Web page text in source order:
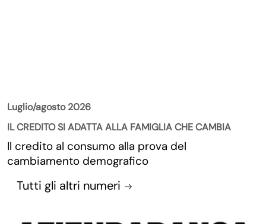
Luglio/agosto 2026
IL CREDITO SI ADATTA ALLA FAMIGLIA CHE CAMBIA
Il credito al consumo alla prova del
cambiamento demografico
Tutti gli altri numeri